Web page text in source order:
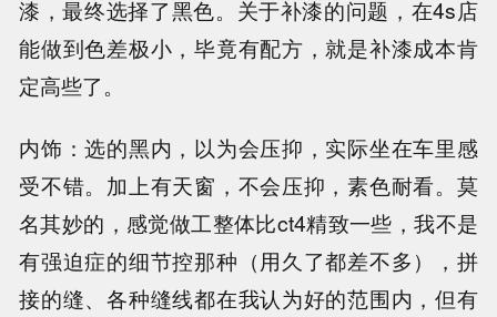
漆，最终选择了黑色。关于补漆的问题，在4s店
能做到色差极小，毕竟有配方，就是补漆成本肯
定高些了。
内饰：选的黑内，以为会压抑，实际坐在车里感
受不错。加上有天窗，不会压抑，素色耐看。莫
名其妙的，感觉做工整体比ct4精致一些，我不是
有强迫症的细节控那种（用久了都差不多），拼
接的缝、各种缝线都在我认为好的范围内，但有